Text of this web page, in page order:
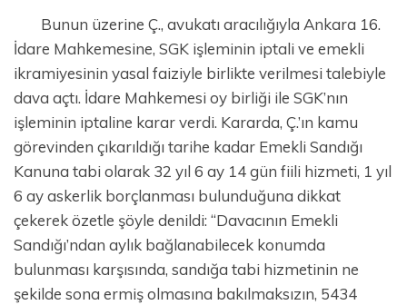
Bunun üzerine Ç., avukatı aracılığıyla Ankara 16.
İdare Mahkemesine, SGK işleminin iptali ve emekli
ikramiyesinin yasal faiziyle birlikte verilmesi talebiyle
dava açtı. İdare Mahkemesi oy birliği ile SGK’nın
işleminin iptaline karar verdi. Kararda, Ç.’ın kamu
görevinden çıkarıldığı tarihe kadar Emekli Sandığı
Kanuna tabi olarak 32 yıl 6 ay 14 gün fiili hizmeti, 1 yıl
6 ay askerlik borçlanması bulunduğuna dikkat
çekerek özetle şöyle denildi: “Davacının Emekli
Sandığı’ndan aylık bağlanabilecek konumda
bulunması karşısında, sandığa tabi hizmetinin ne
şekilde sona ermiş olmasına bakılmaksızın, 5434